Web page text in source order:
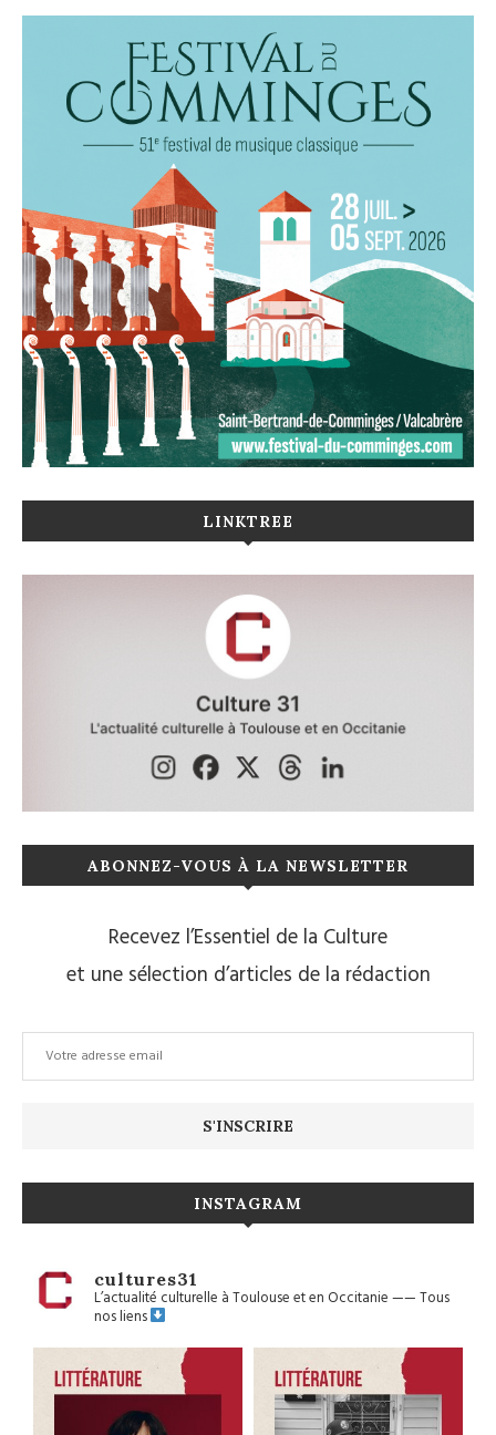
LINKTREE
ABONNEZ-VOUS À LA NEWSLETTER
Recevez l’Essentiel de la Culture
et une sélection d’articles de la rédaction
INSTAGRAM
cultures31
L’actualité culturelle à Toulouse et en Occitanie——Tous
nos liens